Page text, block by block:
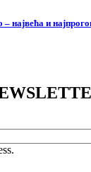
највећа и